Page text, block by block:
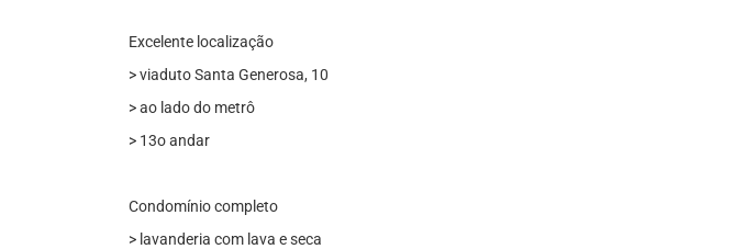
Excelente localização
> viaduto Santa Generosa, 10
> ao lado do metrô
> 13o andar
Condomínio completo
> lavanderia com lava e seca